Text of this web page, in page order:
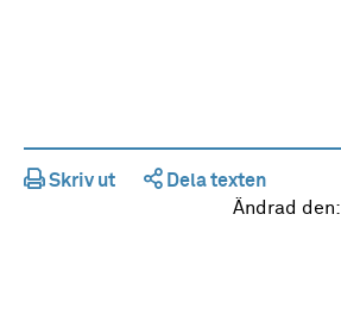
Skriv ut
Dela texten
Ändrad den: